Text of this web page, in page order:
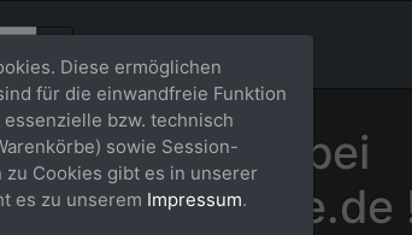
Willkommen bei
buy-a-picture.de
Diese ermöglichen
für die einwandfreie Funktion
bzw. technisch
sowie Session-
Cookies gibt es in unserer
es zu unserem Impressum.